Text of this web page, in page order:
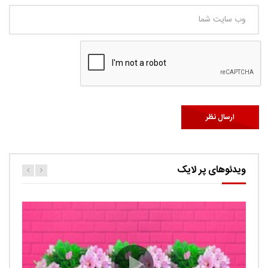
ویدئوهای پر لایک
کارتون اگنس این قسمت ربات ها
حامد 0.9K
Ut facilisis consectetur tristique. Suspendisse porta